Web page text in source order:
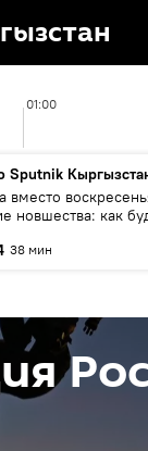
01:00
Sputnik
вместо
новшества: как
38 мин